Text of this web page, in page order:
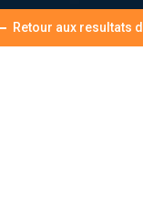
Retour aux resultats